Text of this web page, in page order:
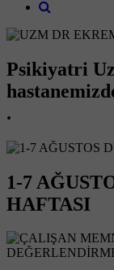
Psikiyatri
.
1-7
HAFTASI